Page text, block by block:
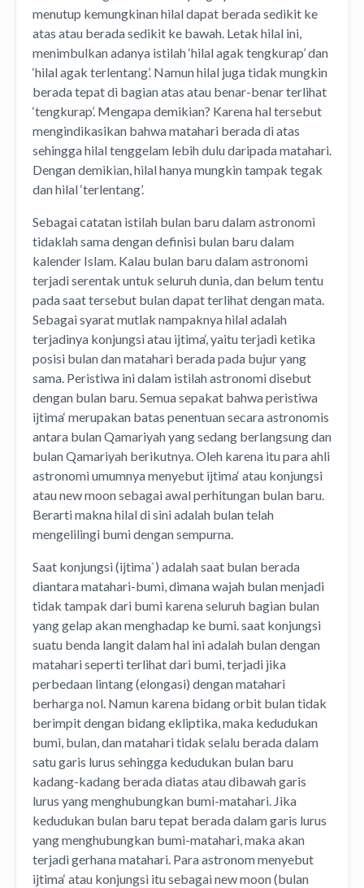
menutup kemungkinan hilal dapat berada sedikit ke
atas atau berada sedikit ke bawah. Letak hilal ini,
menimbulkan adanya istilah ‘hilal agak tengkurap’ dan
‘hilal agak terlentang’. Namun hilal juga tidak mungkin
berada tepat di bagian atas atau benar-benar terlihat
‘tengkurap’. Mengapa demikian? Karena hal tersebut
mengindikasikan bahwa matahari berada di atas
sehingga hilal tenggelam lebih dulu daripada matahari.
Dengan demikian, hilal hanya mungkin tampak tegak
dan hilal ‘terlentang’.
Sebagai catatan istilah bulan baru dalam astronomi
tidaklah sama dengan definisi bulan baru dalam
kalender Islam. Kalau bulan baru dalam astronomi
terjadi serentak untuk seluruh dunia, dan belum tentu
pada saat tersebut bulan dapat terlihat dengan mata.
Sebagai syarat mutlak nampaknya hilal adalah
terjadinya konjungsi atau ijtima‘, yaitu terjadi ketika
posisi bulan dan matahari berada pada bujur yang
sama. Peristiwa ini dalam istilah astronomi disebut
dengan bulan baru. Semua sepakat bahwa peristiwa
ijtima‘ merupakan batas penentuan secara astronomis
antara bulan Qamariyah yang sedang berlangsung dan
bulan Qamariyah berikutnya. Oleh karena itu para ahli
astronomi umumnya menyebut ijtima‘ atau konjungsi
atau new moon sebagai awal perhitungan bulan baru.
Berarti makna hilal di sini adalah bulan telah
mengelilingi bumi dengan sempurna.
Saat konjungsi (ijtima`) adalah saat bulan berada
diantara matahari-bumi, dimana wajah bulan menjadi
tidak tampak dari bumi karena seluruh bagian bulan
yang gelap akan menghadap ke bumi. saat konjungsi
suatu benda langit dalam hal ini adalah bulan dengan
matahari seperti terlihat dari bumi, terjadi jika
perbedaan lintang (elongasi) dengan matahari
berharga nol. Namun karena bidang orbit bulan tidak
berimpit dengan bidang ekliptika, maka kedudukan
bumi, bulan, dan matahari tidak selalu berada dalam
satu garis lurus sehingga kedudukan bulan baru
kadang-kadang berada diatas atau dibawah garis
lurus yang menghubungkan bumi-matahari. Jika
kedudukan bulan baru tepat berada dalam garis lurus
yang menghubungkan bumi-matahari, maka akan
terjadi gerhana matahari. Para astronom menyebut
ijtima‘ atau konjungsi itu sebagai new moon (bulan